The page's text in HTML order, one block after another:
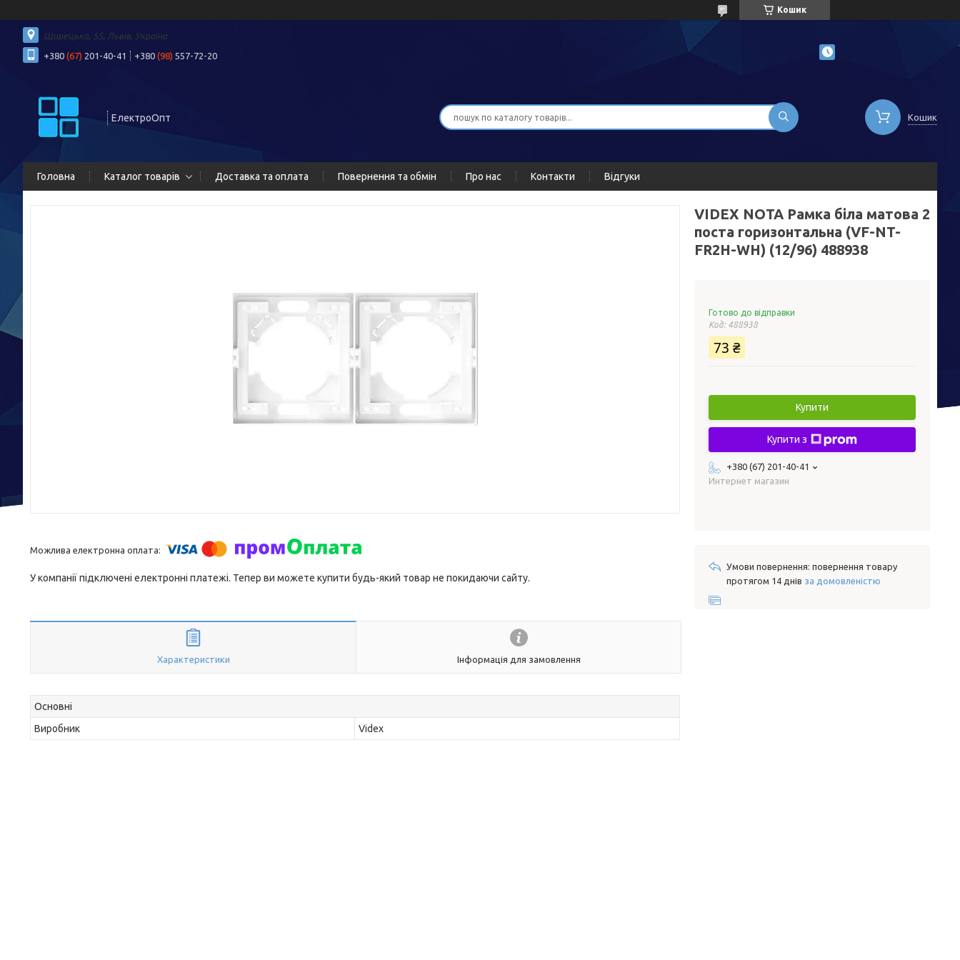
Кошик
Щирецька, 55, Львів, Україна
+380 (67) 201-40-41 +380 (98) 557-72-20
ЕлектроОпт Кошик
Головна Каталог товарів Доставка та оплата Повернення та обмін Про нас Контакти Відгуки
У компанії підключені електронні платежі. Тепер ви можете купити будь-який товар не покидаючи сайту.
Характеристики Інформація для замовлення
Основні
Виробник
Videx
VIDEX NOTA Рамка біла матова 2
поста горизонтальна (VF-NT-
FR2H-WH) (12/96) 488938
Готово до відправки
Код: 488938
73 ₴
Купити
Купити з
+380 (67) 201-40-41
Интернет магазин
повернення товару
протягом 14 днів за домовленістю